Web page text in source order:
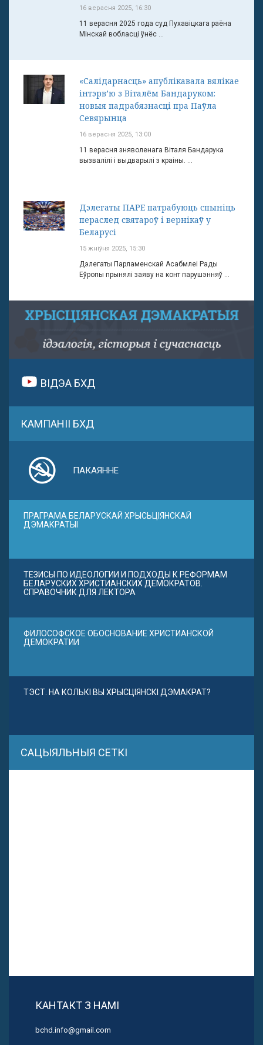
16 верасня 2025, 16:30
11 верасня 2025 года суд Пухавіцкага раёна
Мінскай вобласці ўнёс ...
«Салідарнасць» апублікавала вялікае
інтэрв’ю з Віталём Бандаруком:
новыя падрабязнасці пра Паўла
Севярынца
16 верасня 2025, 13:00
11 верасня зняволенага Віталя Бандарука
вызвалілі і выдварылі з краіны. ...
Дэлегаты ПАРЕ патрабуюць спыніць
пераслед святароў і вернікаў у
Беларусі
15 жніўня 2025, 15:30
Дэлегаты Парламенскай Асабмлеі Рады
Еўропы прынялі заяву на конт парушэнняў ...
ВІДЭА БХД
КАМПАНІІ БХД
ПАКАЯННЕ
ПРАГРАМА БЕЛАРУСКАЙ ХРЫСЬЦІЯНСКАЙ
ДЭМАКРАТЫІ
ТЕЗИСЫ ПО ИДЕОЛОГИИ И ПОДХОДЫ К РЕФОРМАМ
БЕЛАРУСКИХ ХРИСТИАНСКИХ ДЕМОКРАТОВ.
СПРАВОЧНИК ДЛЯ ЛЕКТОРА
ФИЛОСОФСКОЕ ОБОСНОВАНИЕ ХРИСТИАНСКОЙ
ДЕМОКРАТИИ
ТЭСТ. НА КОЛЬКІ ВЫ ХРЫСЦІЯНСКІ ДЭМАКРАТ?
САЦЫЯЛЬНЫЯ СЕТКІ
КАНТАКТ З НАМІ
bchd.info@gmail.com